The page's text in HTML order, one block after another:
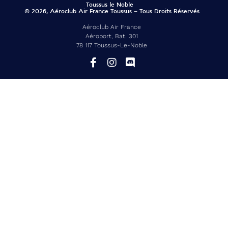
© 2026, Aéroclub Air France Toussus – Tous Droits Réservés
Aéroclub Air France
Aéroport, Bat. 301
78 117 Toussus-Le-Noble